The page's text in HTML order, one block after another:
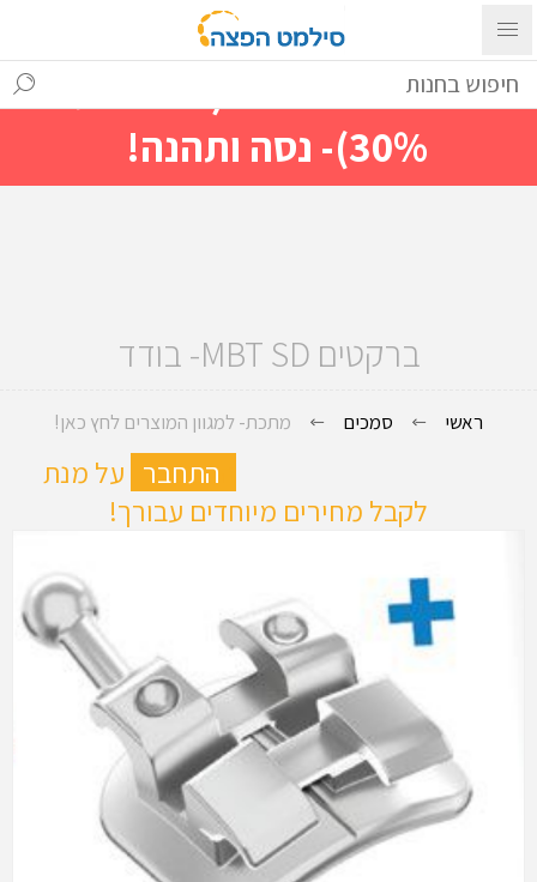
עם ההתחברות ניתן לראות מייד
מחירים מיוחדים(הנחות עד
30%)- נסה ותהנה!
ברקטים MBT SD- בודד
ראשי סמכים מתכת- למגוון המוצרים לחץ כאן!
התחבר על מנת
לקבל מחירים מיוחדים עבורך!